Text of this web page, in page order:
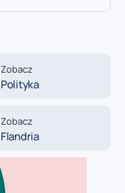
Zobacz
Polityka
Zobacz
Flandria